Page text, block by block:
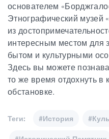
основателем
Этнографический музей
из
интересным местом для
бытом и культурными
Здесь вы можете
то же время отдохнуть в
обстановке.
Теги: #История